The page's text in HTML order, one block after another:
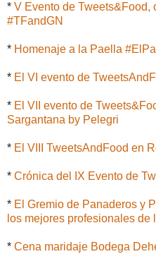
* V Evento de Tweets&Food,
#TFandGN
* Homenaje a la Paella
* El VI evento de
* El VII evento de
Sargantana by Pelegri
* El VIII TweetsAndFood en
* Crónica del IX Evento de
* El Gremio de Panaderos y
los mejores profesionales de
* Cena maridaje Bodega